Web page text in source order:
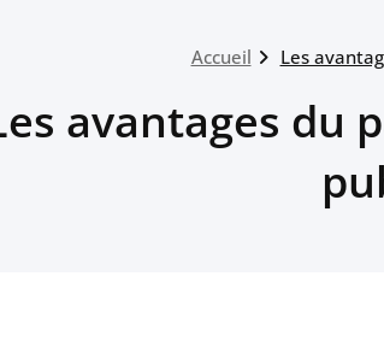
Accueil Les
avantages du